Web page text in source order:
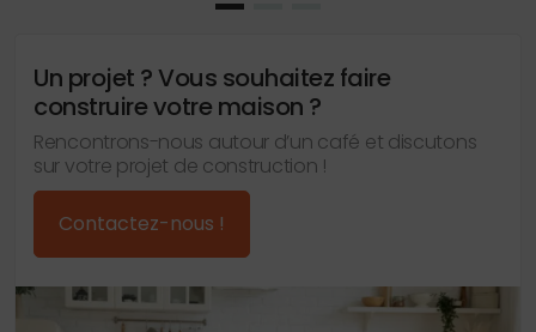
Un projet ? Vous souhaitez faire
construire votre maison ?
Rencontrons-nous autour d’un café et discutons
sur votre projet de construction !
Contactez-nous !